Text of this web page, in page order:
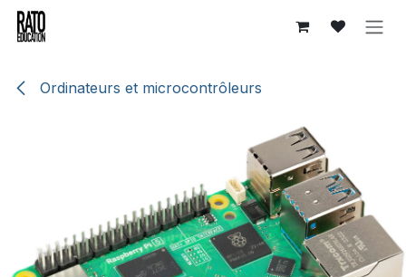
Se rendre au contenu
Ordinateurs et microcontrôleurs